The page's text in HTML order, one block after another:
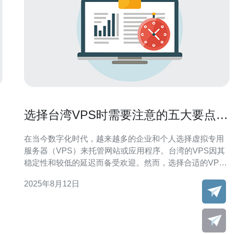
选择台湾VPS时需要注意的五大要点与
在当今数字化时代，越来越多的企业和个人选择虚拟专用
服务器（VPS）来托管网站或应用程序。台湾的VPS因其
稳定性和较低的延迟而备受欢迎。然而，选择合适的VPS
明智的选择。 1. 了解您的需求 在选择VPS之前，首先需要
明确自己的需求。这包括您的网站或应用的流量、资源需
2025年8月12日